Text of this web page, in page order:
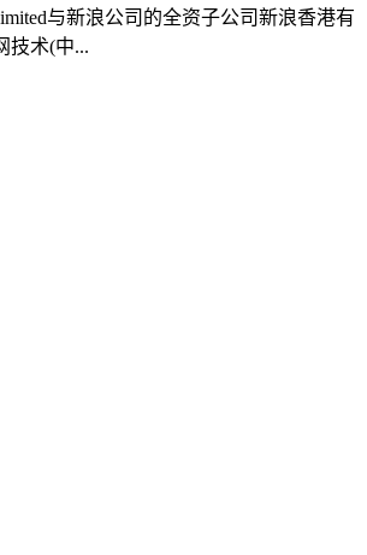
与新浪公司的全资子公司新浪香港有
技术(中...